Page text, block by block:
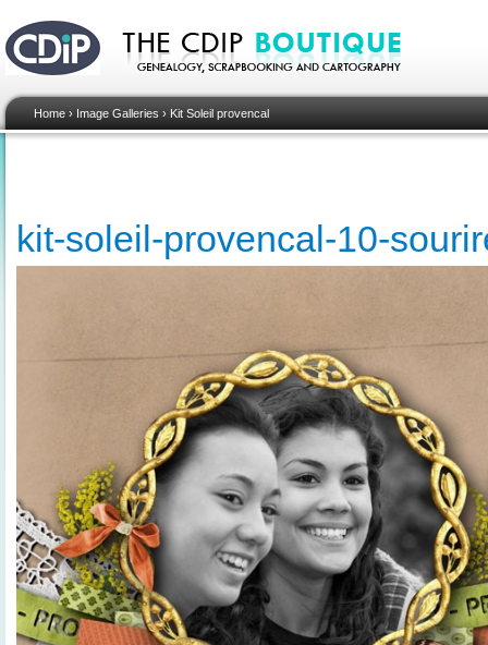
Home › Image Galleries › Kit Soleil provencal
kit-soleil-provencal-10-